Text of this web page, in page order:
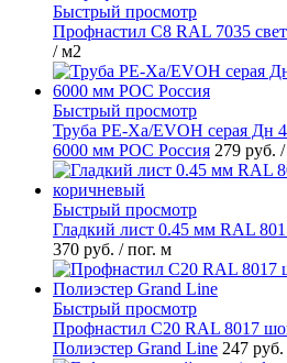
Быстрый просмотр
Профнастил С8 RAL 7035
/ м2
Быстрый просмотр
Труба PE-Xa/EVOH серая Дн
6000 мм РОС Россия 279 руб.
Быстрый просмотр
Гладкий лист 0.45 мм RAL
370 руб. / пог. м
Быстрый просмотр
Профнастил С20 RAL 8017
Полиэстер Grand Line 247 руб.